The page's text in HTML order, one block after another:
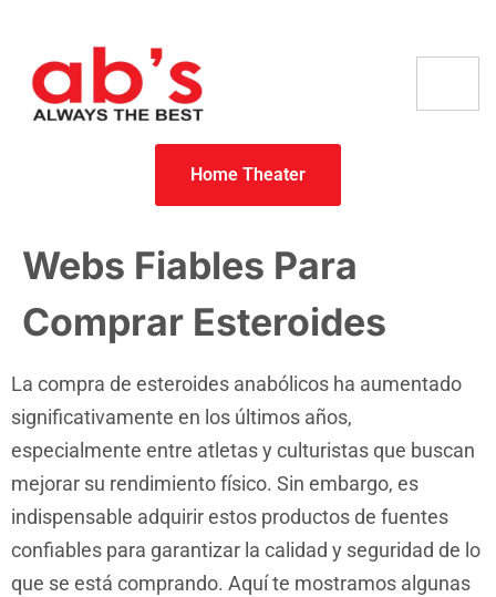
Home Theater
Webs Fiables Para
Comprar Esteroides
La compra de esteroides anabólicos ha aumentado
significativamente en los últimos años,
especialmente entre atletas y culturistas que buscan
mejorar su rendimiento físico. Sin embargo, es
indispensable adquirir estos productos de fuentes
confiables para garantizar la calidad y seguridad de lo
que se está comprando. Aquí te mostramos algunas